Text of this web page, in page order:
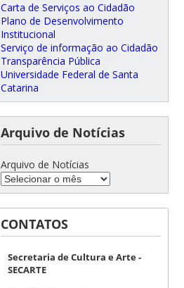
Carta de Serviços ao Cidadão
Plano de Desenvolvimento
Institucional
Serviço de informação ao Cidadão
Transparência Pública
Universidade Federal de Santa
Catarina
Arquivo de Notícias
Arquivo de Notícias
CONTATOS
Secretaria de Cultura e Arte -
SECARTE